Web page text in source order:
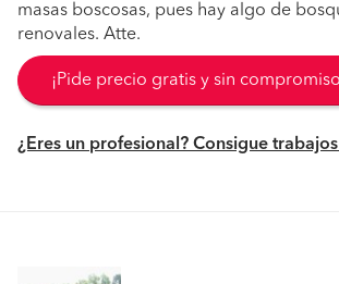
masas boscosas, pues hay algo de
renovales. Atte.
¡Pide precio gratis y sin
¿Eres un profesional? Consigue